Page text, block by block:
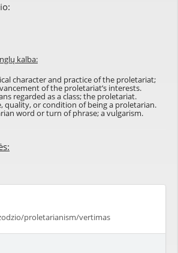
kalba:
characterand practiceof the proletariat;
of the proletariat’s interests.
regarded as aclass; the proletariat.
,quality, orcondition of being a proletarian.
word orturn of phrase; avulgarism.
proletarianism/vertimas